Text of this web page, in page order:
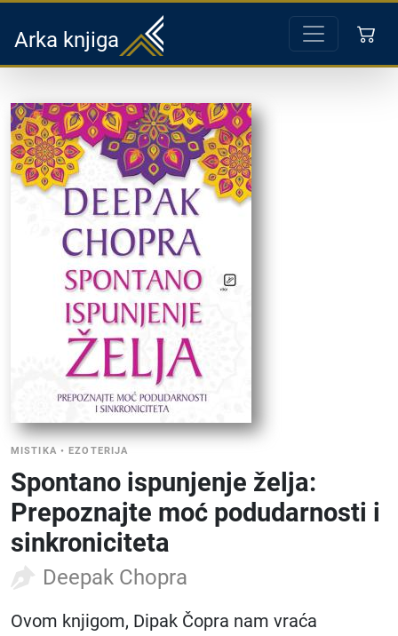
Arka knjiga
MISTIKA •EZOTERIJA
Spontano ispunjenje želja:
Prepoznajte moć podudarnosti i
sinkroniciteta
Deepak Chopra
Ovom knjigom, Dipak Čopra nam vraća